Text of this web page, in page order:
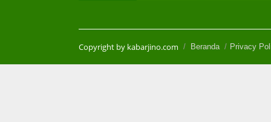
Copyright by kabarjino.com Beranda Privacy